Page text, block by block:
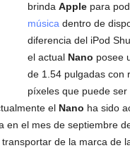
brinda Applepara
música dentro de
diferencia del iPod
el actual Nano posee
de 1.54 pulgadas con
píxeles que puede
el Nano ha sido
en el mes de septiembre
de la marca de